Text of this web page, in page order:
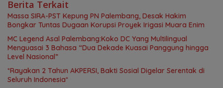
Berita Terkait
Massa SIRA-PST Kepung PN Palembang, Desak Hakim
Bongkar Tuntas Dugaan Korupsi Proyek Irigasi Muara Enim
MC Legend Asal Palembang:Koko DC Yang Multilingual
Menguasai 3 Bahasa “Dua Dekade Kuasai Panggung hingga
Level Nasional”
*Rayakan 2 Tahun AKPERSI, Bakti Sosial Digelar Serentak di
Seluruh Indonesia*